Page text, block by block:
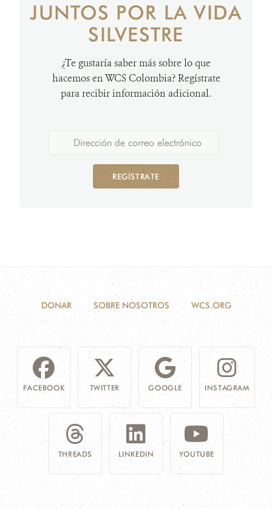
JUNTOS POR LA VIDA
SILVESTRE
¿Te gustaría saber más sobre lo que
hacemos en WCS Colombia? Regístrate
para recibir información adicional.
REGÍSTRATE
DONAR SOBRE NOSOTROS WCS.ORG
FACEBOOK TWITTER GOOGLE INSTAGRAM
THREADS LINKEDIN YOUTUBE